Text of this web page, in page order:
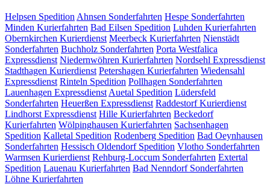
Helpsen Spedition Ahnsen Sonderfahrten Hespe Sonderfahrten
Minden Kurierfahrten Bad Eilsen Spedition Luhden Kurierfahrten
Obernkirchen Kurierdienst Meerbeck Kurierfahrten Nienstädt
Sonderfahrten Buchholz Sonderfahrten Porta Westfalica
Expressdienst Niedernwöhren Kurierfahrten Nordsehl Expressdienst
Stadthagen Kurierdienst Petershagen Kurierfahrten Wiedensahl
Expressdienst Rinteln Spedition Pollhagen Sonderfahrten
Lauenhagen Expressdienst Auetal Spedition Lüdersfeld
Sonderfahrten Heuerßen Expressdienst RaddestorfKurierdienst
Lindhorst Expressdienst Hille Kurierfahrten Beckedorf
Kurierfahrten Wölpinghausen Kurierfahrten Sachsenhagen
Spedition Kalletal Spedition Rodenberg Spedition Bad Oeynhausen
Sonderfahrten Hessisch Oldendorf Spedition Vlotho Sonderfahrten
Warmsen Kurierdienst Rehburg-Loccum Sonderfahrten Extertal
Spedition Lauenau Kurierfahrten Bad Nenndorf Sonderfahrten
Löhne Kurierfahrten